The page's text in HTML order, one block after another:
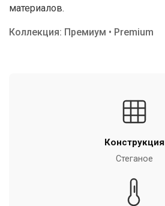
материалов.
Коллекция: Премиум • Premium
Конструкция
Стеганое